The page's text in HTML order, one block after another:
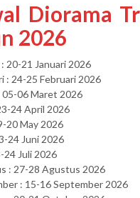
Diorama
2026
: 20-21 Januari 2026
: 24-25 Februari 2026
06 Maret 2026
24 April 2026
20 May 2026
24 Juni 2026
24 Juli 2026
: 27-28 Agustus 2026
: 15-16 September 2026